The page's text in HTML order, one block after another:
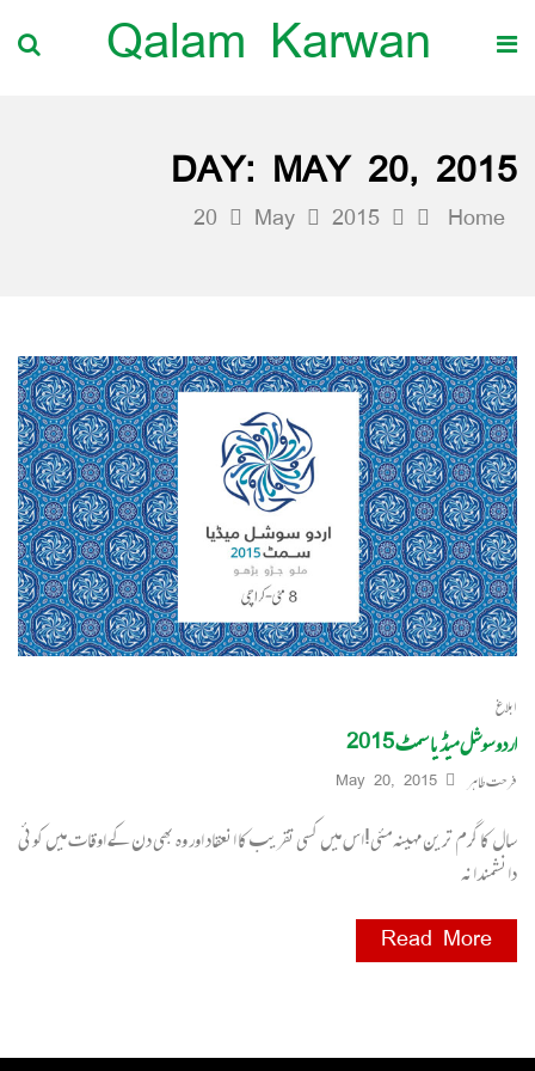
Qalam Karwan
DAY: MAY 20, 2015
Home
2015
May
20
ابلاغ
اردو سوشل میڈیا سمٹ 2015
فرحت طاہر May 20, 2015
سال کا گرم ترین مہینہ مئی!اس میں کسی تقریب کا انعقاد اور وہ بھی دن کے اوقات میں کوئی
دانشمندانہ
Read More